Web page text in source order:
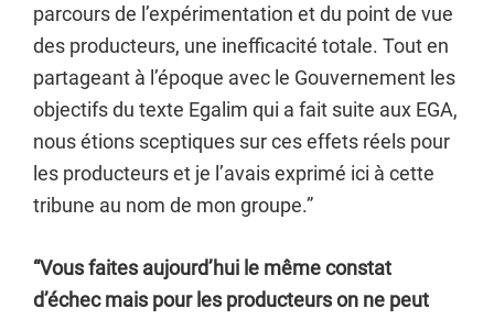
parcours de l’expérimentation et du point de vue
des producteurs, une inefficacité totale. Tout en
partageant à l’époque avec le Gouvernement les
objectifs du texte Egalim qui a fait suite aux EGA,
nous étions sceptiques sur ces effets réels pour
les producteurs et je l’avais exprimé ici à cette
tribune au nom de mon groupe.”
“Vous faites aujourd’hui le même constat
d’échec mais pour les producteurs on ne peut